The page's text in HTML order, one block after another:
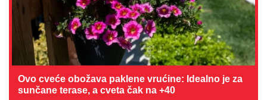
Ovo cveće obožava paklene vrućine: Idealno je za
sunčane terase, a cveta čak na +40